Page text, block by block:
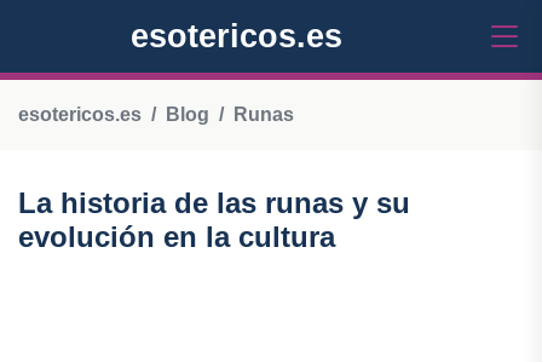
esotericos.es
esotericos.es Blog Runas
La historia de las runas y su
evolución en la cultura